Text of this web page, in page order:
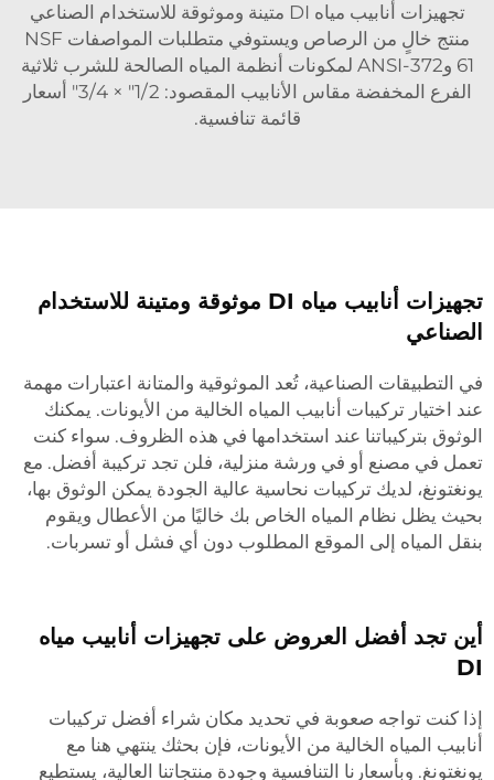
تجهيزات أنابيب مياه DI متينة وموثوقة للاستخدام الصناعي
منتج خالٍ من الرصاص ويستوفي متطلبات المواصفات NSF
61 وANSI-372 لمكونات أنظمة المياه الصالحة للشرب ثلاثية
الفرع المخفضة مقاس الأنابيب المقصود: 1/2" × 3/4" أسعار
قائمة تنافسية.
تجهيزات أنابيب مياه DI موثوقة ومتينة للاستخدام
الصناعي
في التطبيقات الصناعية، تُعد الموثوقية والمتانة اعتبارات مهمة
عند اختيار تركيبات أنابيب المياه الخالية من الأيونات. يمكنك
الوثوق بتركيباتنا عند استخدامها في هذه الظروف. سواء كنت
تعمل في مصنع أو في ورشة منزلية، فلن تجد تركيبة أفضل. مع
يونغتونغ، لديك تركيبات نحاسية عالية الجودة يمكن الوثوق بها،
بحيث يظل نظام المياه الخاص بك خاليًا من الأعطال ويقوم
بنقل المياه إلى الموقع المطلوب دون أي فشل أو تسربات.
أين تجد أفضل العروض على تجهيزات أنابيب مياه
DI
إذا كنت تواجه صعوبة في تحديد مكان شراء أفضل تركيبات
أنابيب المياه الخالية من الأيونات، فإن بحثك ينتهي هنا مع
يونغتونغ. وبأسعارنا التنافسية وجودة منتجاتنا العالية، يستطيع